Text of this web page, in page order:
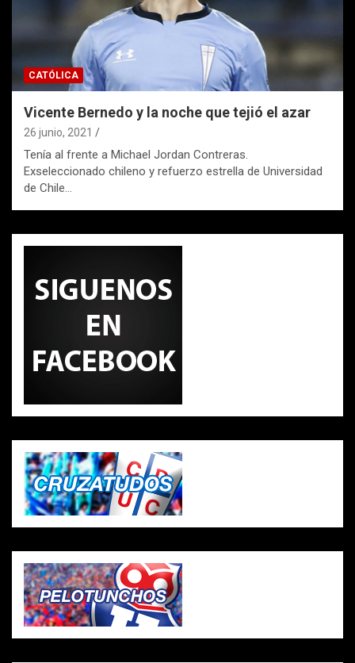
CATÓLICA
Vicente Bernedo y la noche que tejió el azar
26 junio, 2021
Tenía al frente a Michael Jordan Contreras.
Exseleccionado chileno y refuerzo estrella de Universidad
de Chile…